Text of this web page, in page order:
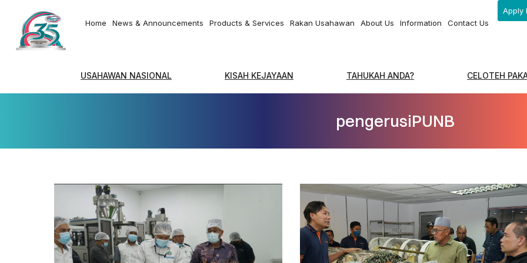
Home News & Announcements Products & Services Rakan Usahawan About Us Information Contact Us
Apply
USAHAWAN NASIONAL KISAH KEJAYAAN TAHUKAH ANDA? CELOTEH
pengerusiPUNB